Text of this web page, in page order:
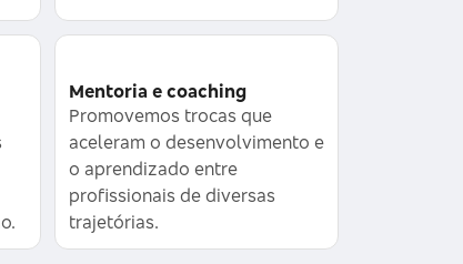
Mentoria e coaching
Promovemos trocas que
aceleram o desenvolvimento e
o aprendizado entre
profissionais de diversas
trajetórias.